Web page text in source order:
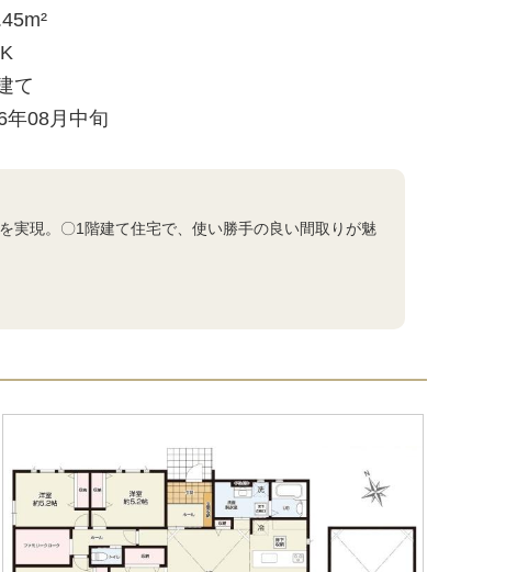
て
年08月中旬
実現。〇1階建て住宅で、使い勝手の良い間取りが魅